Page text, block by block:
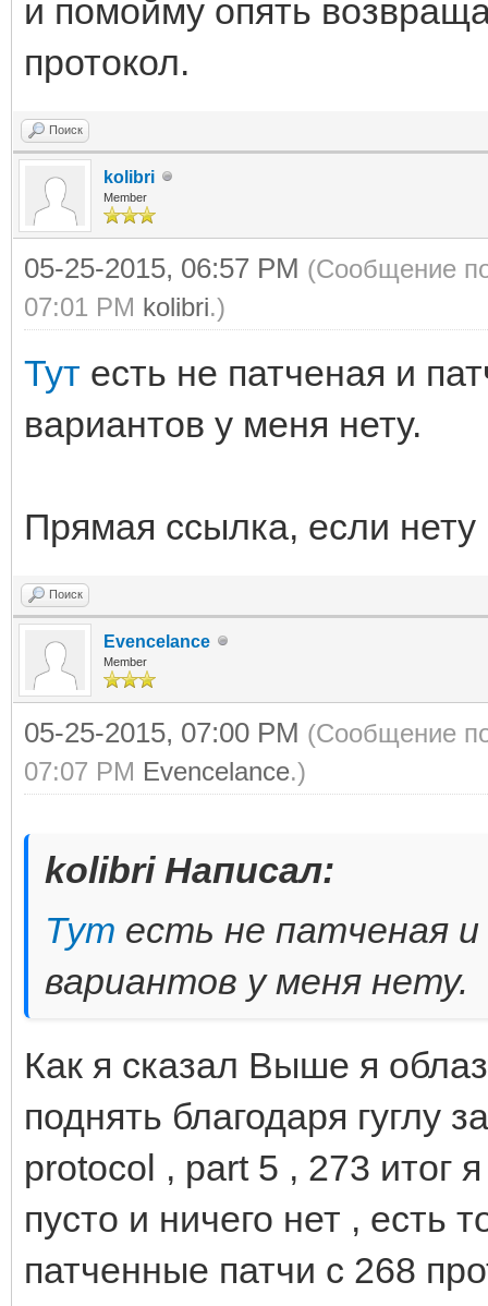
и помойму опять
протокол.
Поиск
kolibri
Member
05-25-2015, 06:57 PM (Сообщение
07:01 PM kolibri.)
Тут есть не патченая и
вариантов у меня нету.
Прямая ссылка, если
Поиск
Evencelance
Member
05-25-2015, 07:00 PM (Сообщение
07:07 PM Evencelance.)
kolibri Написал:
Тут есть не патченая
вариантов у меня нету.
Как я сказал Выше я
поднять благодаря гуглу
protocol , part 5 , 273 итог
пусто и ничего нет , есть
патченные патчи с 268